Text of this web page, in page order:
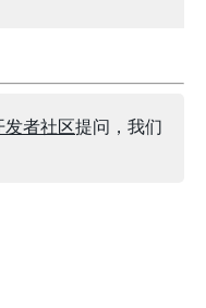
发者社区提问，我们